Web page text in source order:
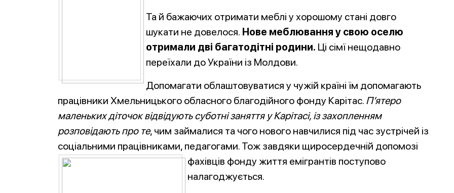
Та й бажаючих отримати меблі у хорошому стані довго
шукати не довелося. Нове меблювання у свою оселю
отримали дві багатодітні родини. Ці сімї нещодавно
переїхали до України із Молдови.
Допомагати облаштовуватися у чужій країні їм допомагають
працівники Хмельницького обласного благодійного фонду Карітас. П’ятеро
маленьких діточок відвідують суботні заняття у Карітасі, із захопленням
розповідають про те, чим займалися та чого нового навчилися під час зустрічей із
соціальними працівниками, педагогами. Тож завдяки щиросердечній допомозі
фахівців фонду життя емігрантів поступово
налагоджується.